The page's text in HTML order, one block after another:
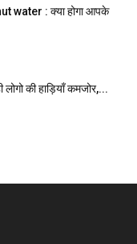
water : क्या होगा आपके
की हाड़ियाँ कमजोर,...